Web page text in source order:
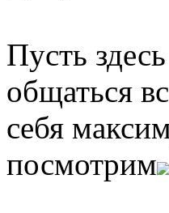
Пусть
общаться
себя
посмотрим